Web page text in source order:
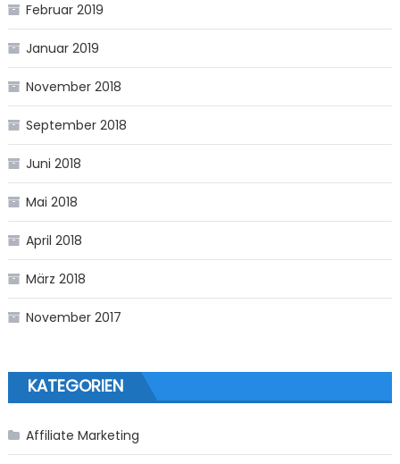
Februar 2019
Januar 2019
November 2018
September 2018
Juni 2018
Mai 2018
April 2018
März 2018
November 2017
KATEGORIEN
Affiliate Marketing